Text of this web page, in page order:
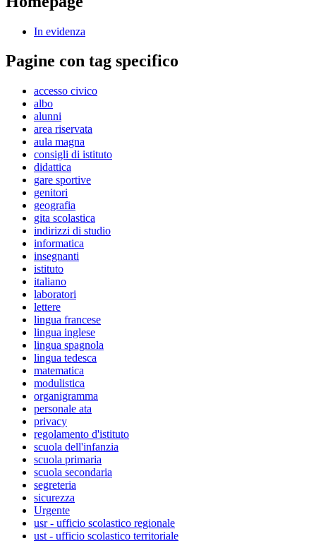
In evidenza
Pagine con tag specifico
accesso civico
albo
alunni
area riservata
aula magna
consigli di istituto
didattica
gare sportive
genitori
geografia
gita scolastica
indirizzi di studio
informatica
insegnanti
istituto
italiano
laboratori
lettere
lingua francese
lingua inglese
lingua spagnola
lingua tedesca
matematica
modulistica
organigramma
personale ata
privacy
regolamento d'istituto
scuola dell'infanzia
scuola primaria
scuola secondaria
segreteria
sicurezza
Urgente
usr - ufficio scolastico regionale
ust - ufficio scolastico territoriale